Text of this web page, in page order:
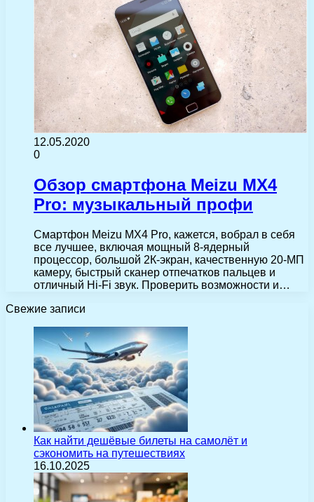
12.05.2020
0
Обзор смартфона Meizu MX4
Pro: музыкальный профи
Смартфон Meizu MX4 Pro, кажется, вобрал в себя
все лучшее, включая мощный 8-ядерный
процессор, большой 2К-экран, качественную 20-МП
камеру, быстрый сканер отпечатков пальцев и
отличный Hi-Fi звук. Проверить возможности и…
Свежие записи
Как найти дешёвые билеты на самолёт и
сэкономить на путешествиях
16.10.2025